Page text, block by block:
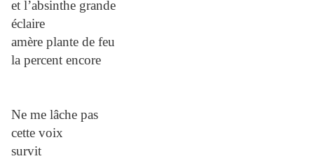
et l’absinthe grande
éclaire
amère plante de feu
la percent encore
Ne me lâche pas
cette voix
survit